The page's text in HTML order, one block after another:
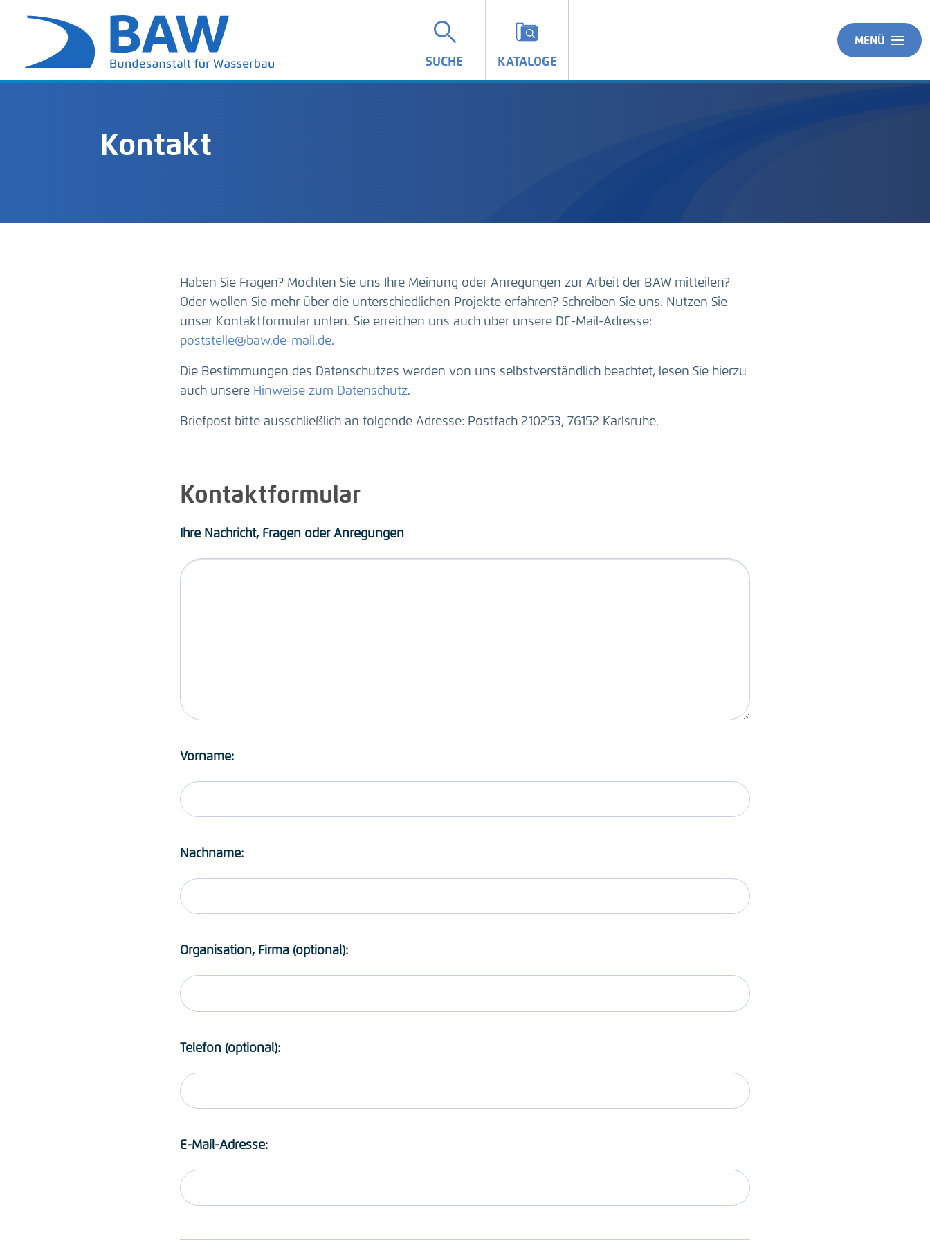
SUCHE KATALOGE
MENÜ
Kontakt
Haben Sie Fragen? Möchten Sie uns Ihre Meinung oder Anregungen zur Arbeit der BAW mitteilen?
Oder wollen Sie mehr über die unterschiedlichen Projekte erfahren? Schreiben Sie uns. Nutzen Sie
unser Kontaktformular unten. Sie erreichen uns auch über unsere DE-Mail-Adresse:
poststelle@baw.de-mail.de.
Die Bestimmungen des Datenschutzes werden von uns selbstverständlich beachtet, lesen Sie hierzu
auch unsere Hinweise zum Datenschutz.
Briefpost bitte ausschließlich an folgende Adresse: Postfach 210253, 76152 Karlsruhe.
Kontaktformular
Ihre Nachricht, Fragen oder Anregungen
Vorname:
Nachname:
Organisation, Firma (optional):
Telefon (optional):
E-Mail-Adresse: